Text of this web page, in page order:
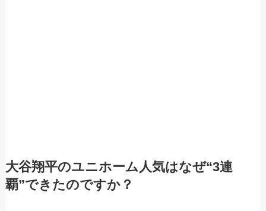
大谷翔平のユニホーム人気はなぜ“3連
覇”できたのですか？